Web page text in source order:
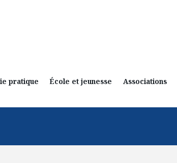
pratique École et jeunesse Associations